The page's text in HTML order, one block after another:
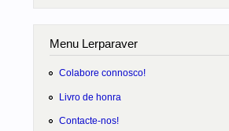
Menu Lerparaver
Colabore connosco!
Livro de honra
Contacte-nos!